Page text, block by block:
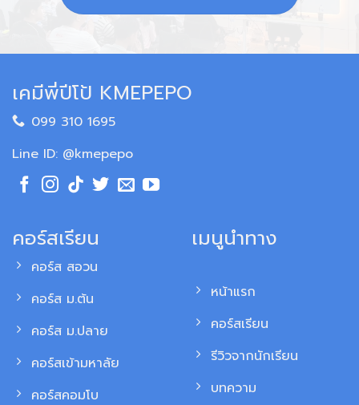
เคมีพี่ปีโป้ KMEPEPO
099 310 1695
Line ID: @kmepepo
คอร์สเรียน
คอร์ส สอวน
คอร์ส ม.ต้น
คอร์ส ม.ปลาย
คอร์สเข้ามหาลัย
คอร์สคอมโบ
เมนูนำทาง
หน้าแรก
คอร์สเรียน
รีวิวจากนักเรียน
บทความ